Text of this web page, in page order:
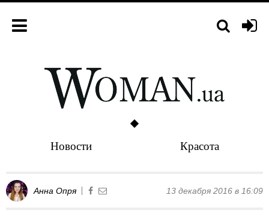
Новости Красота
Анна Опря 13 декабря 2016 в 16:09